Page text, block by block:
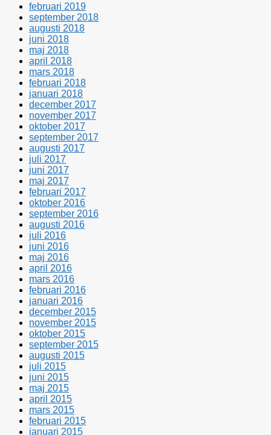
februari 2019
september 2018
augusti 2018
juni 2018
maj 2018
april 2018
mars 2018
februari 2018
januari 2018
december 2017
november 2017
oktober 2017
september 2017
augusti 2017
juli 2017
juni 2017
maj 2017
februari 2017
oktober 2016
september 2016
augusti 2016
juli 2016
juni 2016
maj 2016
april 2016
mars 2016
februari 2016
januari 2016
december 2015
november 2015
oktober 2015
september 2015
augusti 2015
juli 2015
juni 2015
maj 2015
april 2015
mars 2015
februari 2015
januari 2015